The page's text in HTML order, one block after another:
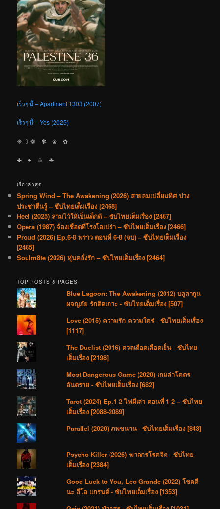
เร็วๆ นี้ – Apartment 1303 (2007)
เร็วๆ นี้ – Yes (2025)
☀︎ ☽ ❁ ✾ ❀ ✿
✤ ♣︎ ♧ ☘︎
เรื่องล่าสุด
Spring Wind – The Awakening (2026) สายลมเปลี่ยนทิศ ปวง
ประชาตื่นรู้ – ซับไทยเต็มเรื่อง [2468]
Heel (2025) ล่ามไว้ให้เป็นเด็กดี – ซับไทยเต็มเรื่อง [2467]
Opera (1987) จ้องเชือดที่โรงโอเปร่า – ซับไทยเต็มเรื่อง [2466]
Proud (2026) Ep.6-8 พราว ตอนที่ 6-8 (จบ) – ซับไทยเต็มเรื่อง
[2465]
Soulm8te (2026) หุ่นคลั่งรัก – ซับไทยเต็มเรื่อง [2464]
TOP POSTS & PAGES
Blue Lagoon: The Awakening (2012) บลูลากูน
ผจญภัย รักติดเกาะ - ซับไทยเต็มเรื่อง [507]
Love (2015) ความรัก ความใคร่ - ซับไทยเต็มเรื่อง
[1117]
The Duelist (2016) ดวลเดือดเลือดเย็น - ซับไทย
เต็มเรื่อง [2198]
Most Dangerous Game (2020) เกมล่าโคตร
อันตราย - ซับไทยเต็มเรื่อง [682]
Tarot (2024) Ep.1-2 ไพ่ผีเล่า ตอนที่ 1-2 – ซับไทย
เต็มเรื่อง [2088-2089]
Parallel (2020) ภพขนาน - ซับไทยเต็มเรื่อง [843]
Psycho Killer (2026) ฆาตกรโรคจิต - ซับไทย
เต็มเรื่อง [2384]
Good Luck to You, Leo Grande (2022) โชคดี
นะ ลีโอ แกรนด์ - ซับไทยเต็มเรื่อง [1353]